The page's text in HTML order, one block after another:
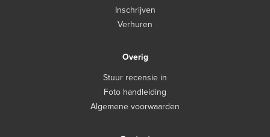
Inschrijven
Verhuren
Overig
Stuur recensie in
Foto handleiding
Algemene voorwaarden